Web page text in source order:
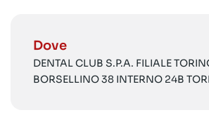
Dove
DENTAL CLUB S.P.A. FILIALE
BORSELLINO 38 INTERNO 24B